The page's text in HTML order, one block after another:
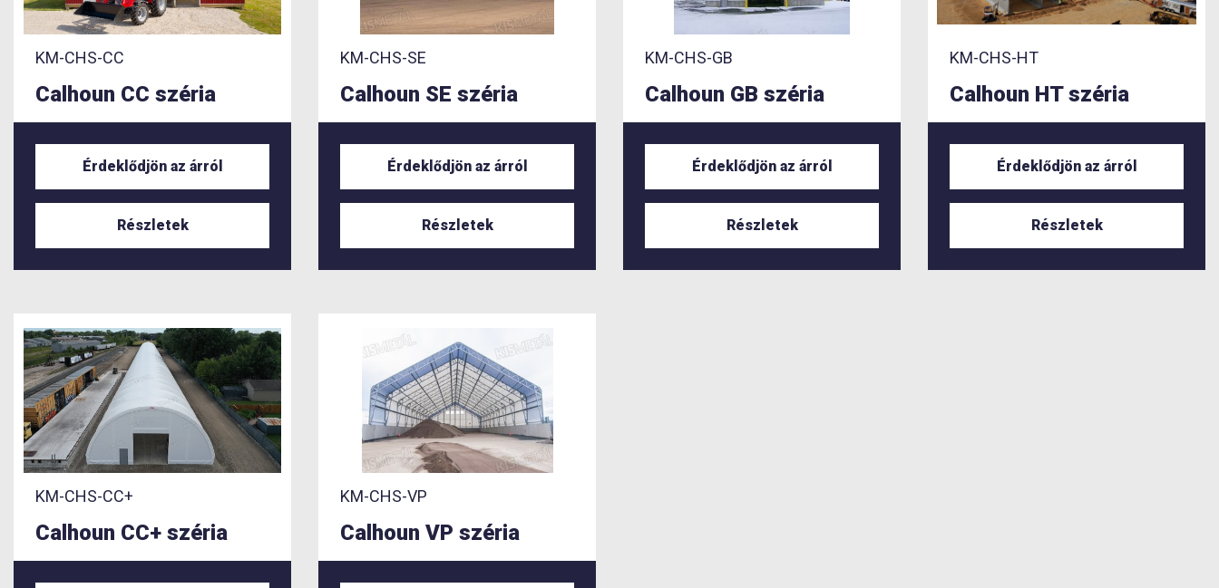
KM-CHS-CC
Calhoun CC széria
Érdeklődjön az árról
Részletek
KM-CHS-SE
Calhoun SE széria
Érdeklődjön az árról
Részletek
KM-CHS-GB
Calhoun GB széria
Érdeklődjön az árról
Részletek
KM-CHS-HT
Calhoun HT széria
Érdeklődjön az árról
Részletek
KM-CHS-CC+
Calhoun CC+ széria
KM-CHS-VP
Calhoun VP széria